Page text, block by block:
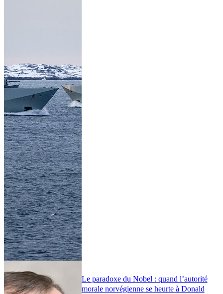
Le paradoxe du Nobel : quand l’autorité
morale norvégienne se heurte à Donald